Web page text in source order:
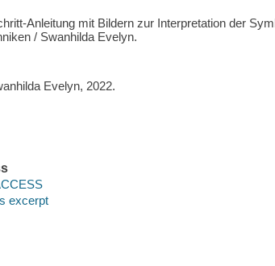
Anleitung mit Bildern zur Interpretation der
/ Swanhilda Evelyn.
Evelyn, 2022.
excerpt